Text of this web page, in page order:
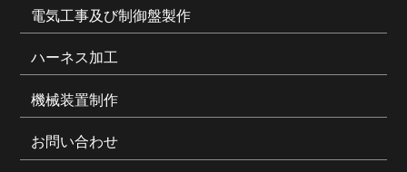
電気工事及び制御盤製作
ハーネス加工
機械装置制作
お問い合わせ